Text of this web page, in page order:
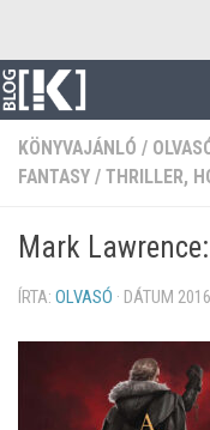
KÖNYVAJÁNLÓ /
FANTASY / THRILLER,
Mark
ÍRTA: OLVASÓ · DÁTUM